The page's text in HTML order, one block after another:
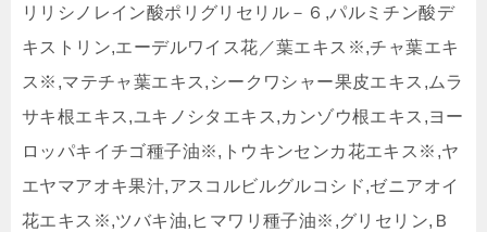
リリシノレイン酸ポリグリセリル－６,パルミチン酸デ
キストリン,エーデルワイス花／葉エキス※,チャ葉エキ
ス※,マテチャ葉エキス,シークワシャー果皮エキス,ムラ
サキ根エキス,ユキノシタエキス,カンゾウ根エキス,ヨー
ロッパキイチゴ種子油※,トウキンセンカ花エキス※,ヤ
エヤマアオキ果汁,アスコルビルグルコシド,ゼニアオイ
花エキス※,ツバキ油,ヒマワリ種子油※,グリセリン,Ｂ